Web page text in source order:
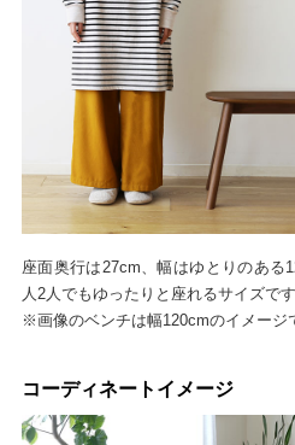
座面奥行は27cm、幅はゆとりのある
人2人でもゆったりと座れるサイズです
※画像のベンチは幅120cmのイメージ
コーディネートイメージ